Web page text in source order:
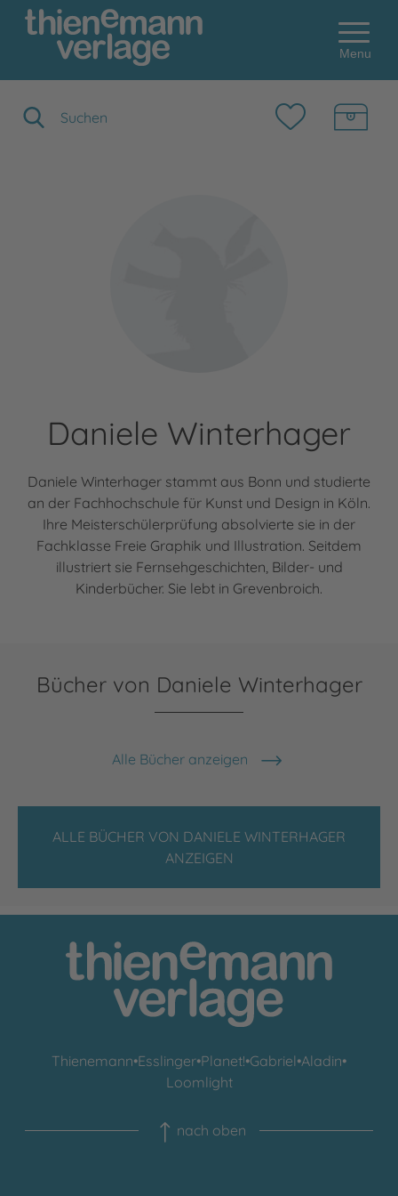
Menu
Daniele Winterhager
Daniele Winterhager stammt aus Bonn und studierte
an der Fachhochschule für Kunst und Design in Köln.
Ihre Meisterschülerprüfung absolvierte sie in der
Fachklasse Freie Graphik und Illustration. Seitdem
illustriert sie Fernsehgeschichten, Bilder- und
Kinderbücher. Sie lebt in Grevenbroich.
Bücher von Daniele Winterhager
Alle Bücher anzeigen
ALLE BÜCHER VON DANIELE WINTERHAGER
ANZEIGEN
Thienemann•Esslinger•Planet!•Gabriel•Aladin•
Loomlight
nach oben